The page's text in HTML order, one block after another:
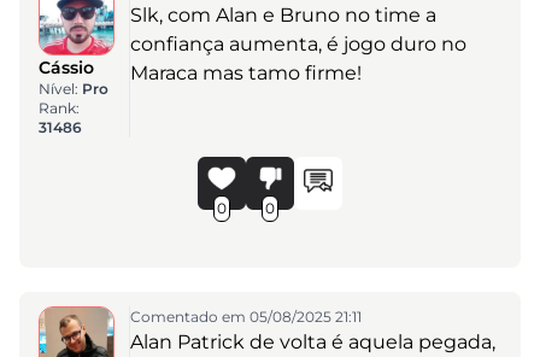
Cássio
Nível: Pro
Rank:
31486
Slk, com Alan e Bruno no time a
confiança aumenta, é jogo duro no
Maraca mas tamo firme!
0 0
Comentado em 05/08/2025 21:11
Alan Patrick de volta é aquela pegada,